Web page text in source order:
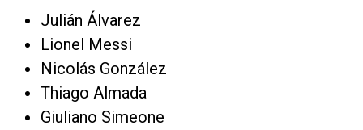
Julián Álvarez
Lionel Messi
Nicolás González
Thiago Almada
Giuliano Simeone